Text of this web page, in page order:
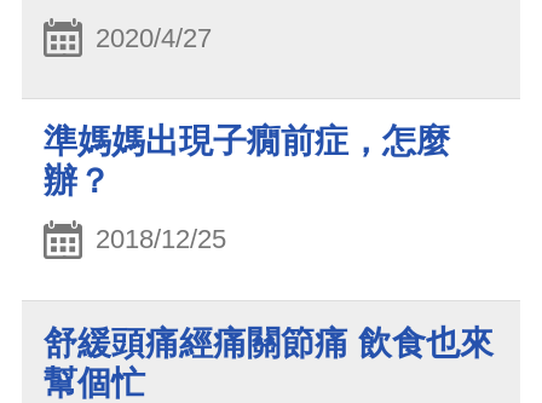
2020/4/27
準媽媽出現子癇前症，怎麼
辦？
2018/12/25
舒緩頭痛經痛關節痛 飲食也來
幫個忙